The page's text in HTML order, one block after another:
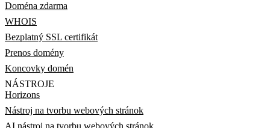
Doména zdarma
WHOIS
Bezplatný SSL certifikát
Prenos domény
Koncovky domén
NÁSTROJE
Horizons
Nástroj na tvorbu webových stránok
AI nástroj na tvorbu webových stránok